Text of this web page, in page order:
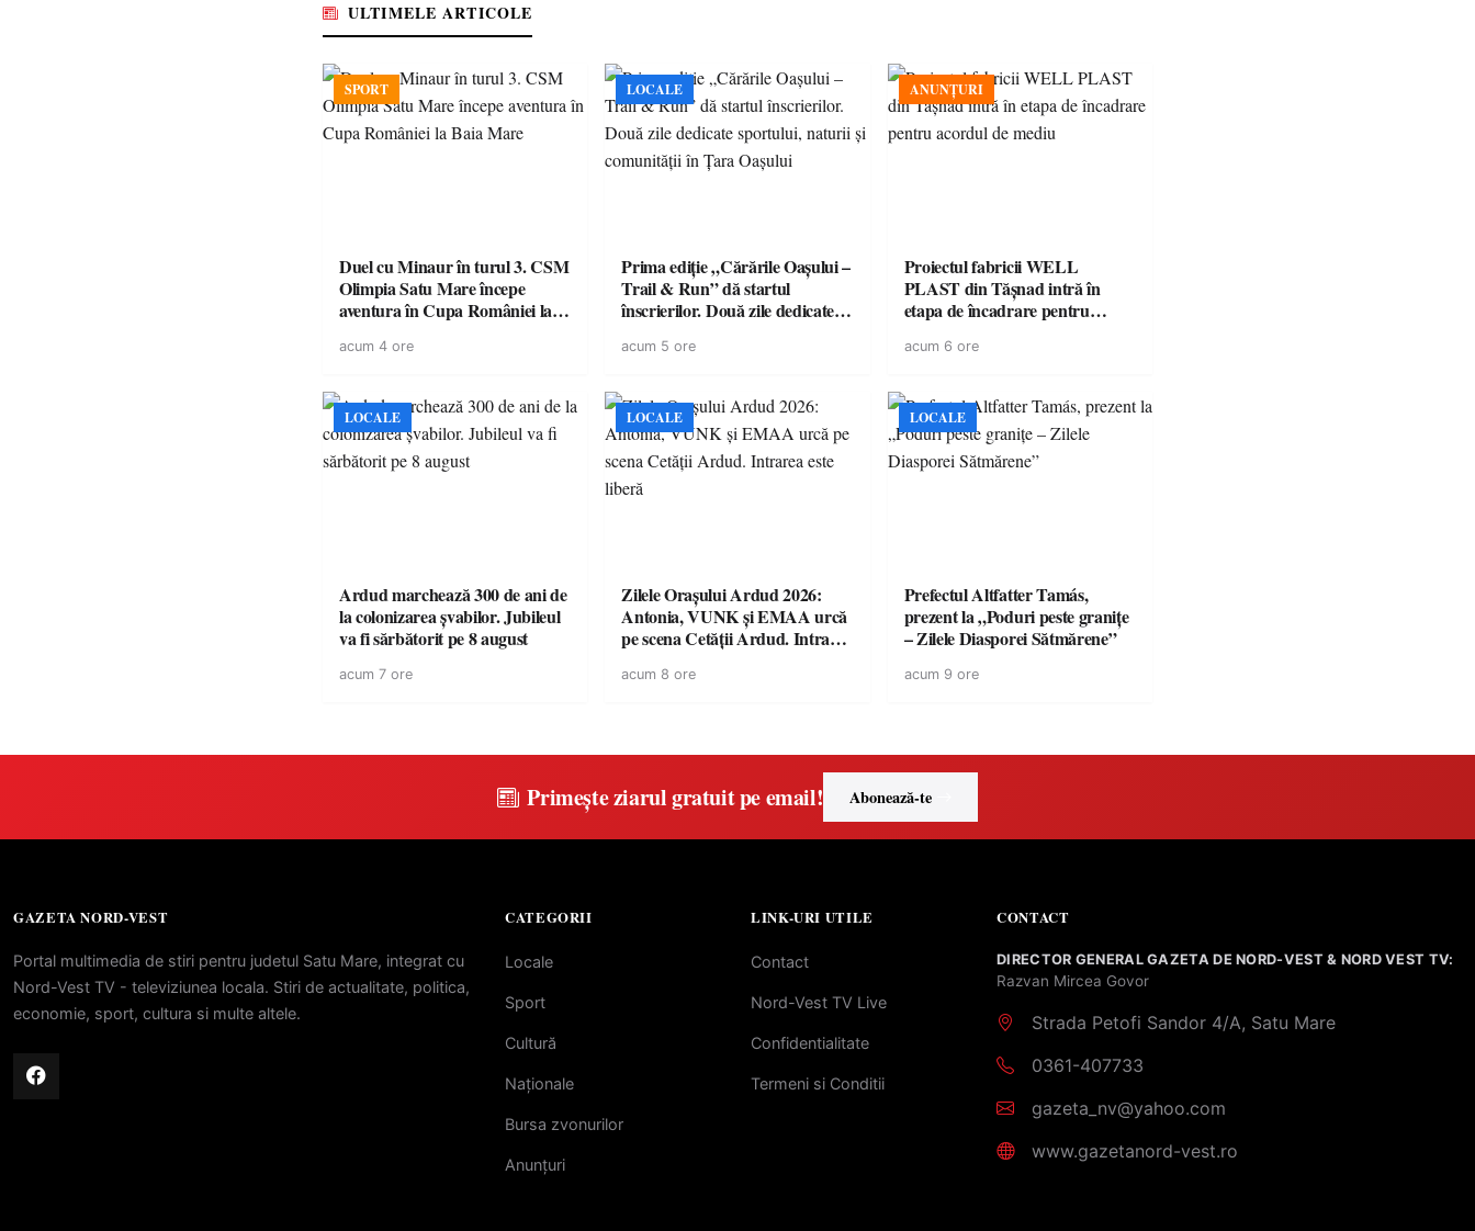
ULTIMELE ARTICOLE
SPORT
Duel cu Minaur în turul 3. CSM
Olimpia Satu Mare începe
aventura în Cupa României la
acum 4 ore
LOCALE
Prima ediție „Cărările Oașului –
Trail & Run” dă startul
înscrierilor. Două zile dedicate
în Țara Oașului
acum 5 ore
ANUNȚURI
Proiectul fabricii WELL
PLAST din Tășnad intră în
etapa de încadrare pentru
acum 6 ore
LOCALE
Ardud marchează 300 de ani de
la colonizarea șvabilor. Jubileul
va fi sărbătorit pe 8 august
acum 7 ore
LOCALE
Zilele Orașului Ardud 2026:
Antonia, VUNK și EMAA urcă
pe scena Cetății Ardud. Intrarea
acum 8 ore
LOCALE
Prefectul Altfatter Tamás,
prezent la „Poduri peste granițe
– Zilele Diasporei Sătmărene”
acum 9 ore
Primește ziarul gratuit pe email! Abonează-te
GAZETA NORD-VEST
Portal multimedia de stiri pentru judetul Satu Mare, integrat cu
Nord-Vest TV - televiziunea locala. Stiri de actualitate, politica,
economie, sport, cultura si multe altele.
CATEGORII
Locale
Sport
Cultură
Naționale
Bursa zvonurilor
Anunțuri
LINK-URI UTILE
Contact
Nord-Vest TV Live
Confidentialitate
Termeni si Conditii
CONTACT
DIRECTOR GENERAL GAZETA DE NORD-VEST & NORD VEST TV:
Razvan Mircea Govor
Strada Petofi Sandor 4/A, Satu Mare
0361-407733
gazeta_nv@yahoo.com
www.gazetanord-vest.ro